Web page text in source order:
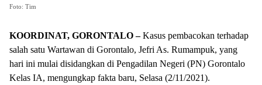
Foto: Tim
KOORDINAT, GORONTALO –Kasus pembacokan terhadap
salah satu Wartawan di Gorontalo, Jefri As. Rumampuk, yang
hari ini mulai disidangkan di Pengadilan Negeri (PN) Gorontalo
Kelas IA, mengungkap fakta baru, Selasa (2/11/2021).